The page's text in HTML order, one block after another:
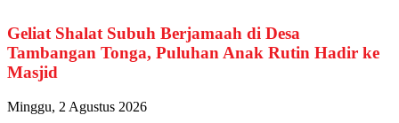
Geliat Shalat Subuh Berjamaah di Desa
Tambangan Tonga, Puluhan Anak Rutin Hadir ke
Masjid
Minggu, 2 Agustus 2026